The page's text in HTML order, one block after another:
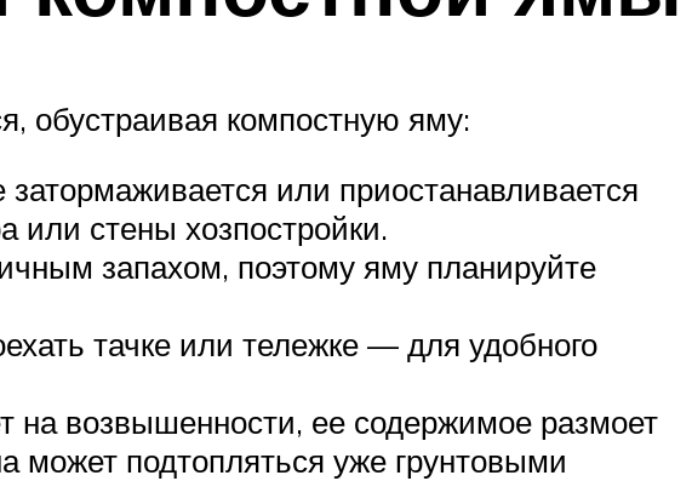
обустраивая компостную яму:
или приостанавливается
или стены хозпостройки.
запахом, поэтому яму планируйте
тачке или тележке — для удобного
на возвышенности, ее содержимое размоет
может подтопляться уже грунтовыми